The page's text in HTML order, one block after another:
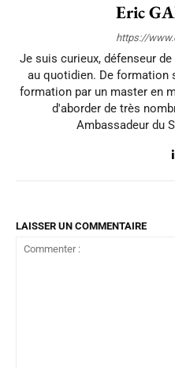
Eric
https://
Je suis curieux, défenseur
au quotidien. De formation
formation par un master en
d'aborder de très
Ambassadeur du
LAISSER UN COMMENTAIRE